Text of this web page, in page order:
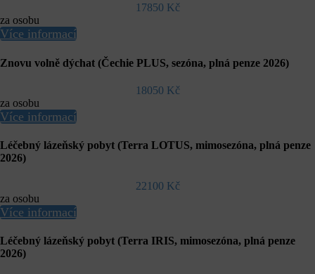
17850 Kč
za osobu
Více informací
Znovu volně dýchat (Čechie PLUS, sezóna, plná penze 2026)
18050 Kč
za osobu
Více informací
Léčebný lázeňský pobyt (Terra LOTUS, mimosezóna, plná penze
2026)
22100 Kč
za osobu
Více informací
Léčebný lázeňský pobyt (Terra IRIS, mimosezóna, plná penze
2026)